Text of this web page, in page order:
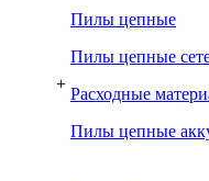
+
Пилы цепные
Пилы цепные
Расходные
Пилы цепные